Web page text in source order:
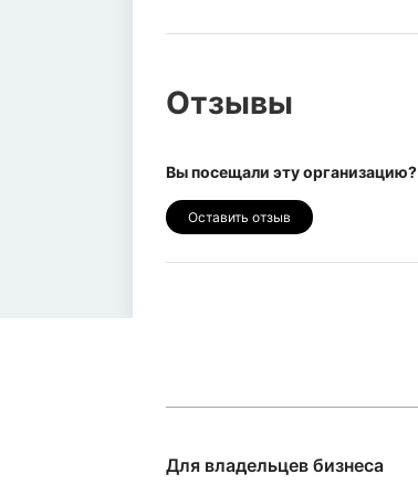
Отзывы
Вы посещали эту организацию?
Оставить отзыв
Для владельцев бизнеса